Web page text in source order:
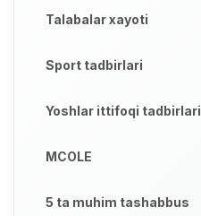
Talabalar xayoti
Sport tadbirlari
Yoshlar ittifoqi tadbirlari
MCOLE
5 ta muhim tashabbus